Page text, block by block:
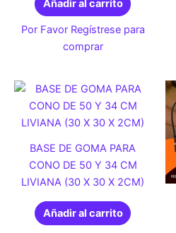
Añadir al carrito
Por Favor Regístrese para
comprar
BASE DE GOMA PARA
CONO DE 50 Y 34 CM
LIVIANA (30 X 30 X 2CM)
Añadir al carrito